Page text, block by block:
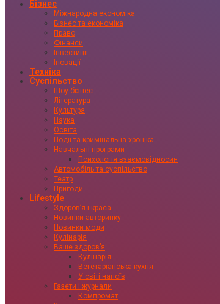
Бізнес
Міжнародна економіка
Бізнес та економіка
Право
Фінанси
Інвестиції
Іновації
Техніка
Суспільство
Шоу-бізнес
Література
Культура
Наука
Освіта
Події та кримінальна хроніка
Навчальні програми
Психологія взаємовідносин
Автомобіль та суспільство
Театр
Пригоди
Lifestyle
Здоровʼя і краса
Новинки авторинку
Новинки моди
Кулінарія
Ваше здоровʼя
Кулінарія
Вегетаріанська кухня
У світі напоїв
Газети і журнали
Компромат